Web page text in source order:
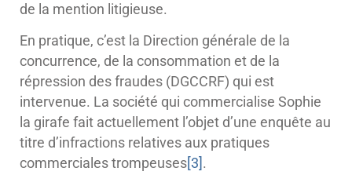
de la mention litigieuse.
En pratique, c’est la Direction générale de la
concurrence, de la consommation et de la
répression des fraudes (DGCCRF) qui est
intervenue. La société qui commercialise Sophie
la girafe fait actuellement l’objet d’une enquête au
titre d’infractions relatives aux pratiques
commerciales trompeuses [3] .